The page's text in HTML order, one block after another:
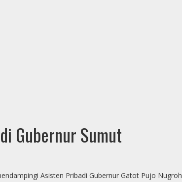
Gubernur Sumut
Asisten Pribadi Gubernur Gatot Pujo